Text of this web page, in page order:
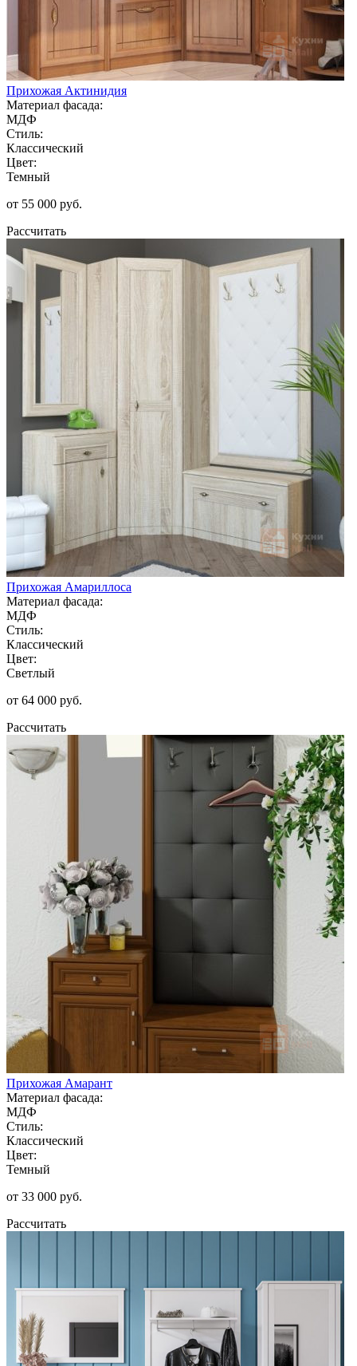
Прихожая Актинидия
Материал фасада:
МДФ
Стиль:
Классический
Цвет:
Темный
от 55 000 руб.
Рассчитать
Прихожая Амариллоса
Материал фасада:
МДФ
Стиль:
Классический
Цвет:
Светлый
от 64 000 руб.
Рассчитать
Прихожая Амарант
Материал фасада:
МДФ
Стиль:
Классический
Цвет:
Темный
от 33 000 руб.
Рассчитать